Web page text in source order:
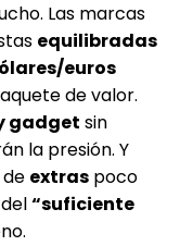
Las marcas
equilibradas
euros
de valor.
gadget sin
la presión. Y
extras poco
“suficiente